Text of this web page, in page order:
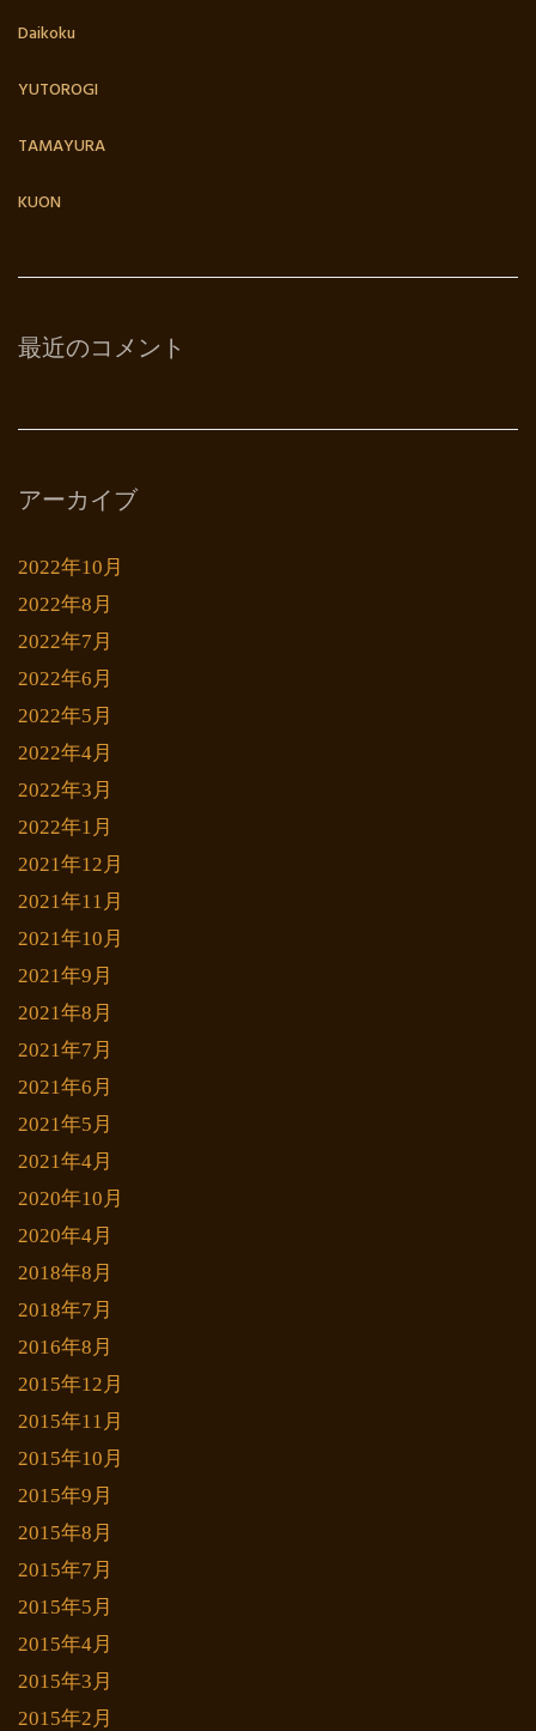
Daikoku
YUTOROGI
TAMAYURA
KUON
最近のコメント
アーカイブ
2022年10月
2022年8月
2022年7月
2022年6月
2022年5月
2022年4月
2022年3月
2022年1月
2021年12月
2021年11月
2021年10月
2021年9月
2021年8月
2021年7月
2021年6月
2021年5月
2021年4月
2020年10月
2020年4月
2018年8月
2018年7月
2016年8月
2015年12月
2015年11月
2015年10月
2015年9月
2015年8月
2015年7月
2015年5月
2015年4月
2015年3月
2015年2月